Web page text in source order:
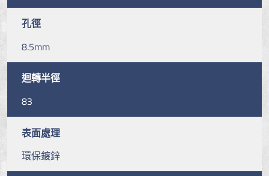
孔徑
8.5mm
迴轉半徑
83
表面處理
環保鍍鋅